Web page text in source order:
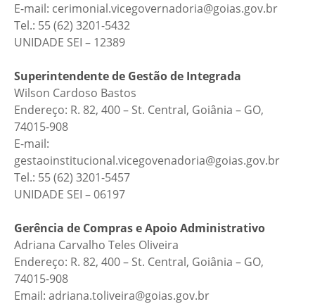
E-mail: cerimonial.vicegovernadoria@goias.gov.br
Tel.: 55 (62) 3201-5432
UNIDADE SEI – 12389
Superintendente de Gestão de Integrada
Wilson Cardoso Bastos
Endereço: R. 82, 400 – St. Central, Goiânia – GO,
74015-908
E-mail:
gestaoinstitucional.vicegovenadoria@goias.gov.br
Tel.: 55 (62) 3201-5457
UNIDADE SEI – 06197
Gerência de Compras e Apoio Administrativo
Adriana Carvalho Teles Oliveira
Endereço: R. 82, 400 – St. Central, Goiânia – GO,
74015-908
Email: adriana.toliveira@goias.gov.br